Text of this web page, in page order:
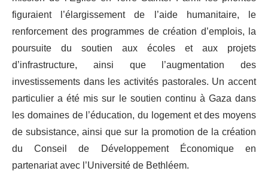
figuraient l’élargissement de l’aide humanitaire, le
renforcement des programmes de création d’emplois, la
poursuite du soutien aux écoles et aux projets
d’infrastructure, ainsi que l’augmentation des
investissements dans les activités pastorales. Un accent
particulier a été mis sur le soutien continu à Gaza dans
les domaines de l’éducation, du logement et des moyens
de subsistance, ainsi que sur la promotion de la création
du Conseil de Développement Économique en
partenariat avec l’Université de Bethléem.